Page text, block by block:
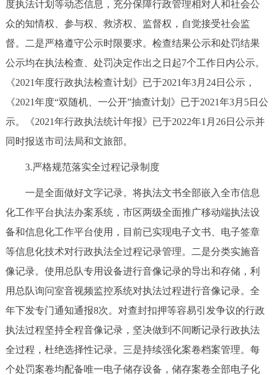
度执法计划等动态信息，充分保障行政管理相对人和社会公
众的知情权、参与权、救济权、监督权，自觉接受社会监
督。二是严格遵守公示时限要求。检查结果公示和处罚结果
公示均在执法检查、处罚决定作出之日起7个工作日内公示。
《2021年度行政执法检查计划》已于2021年3月24日公示，
《2021年度“双随机、一公开”抽查计划》已于2021年3月5日公
示。《2021年行政执法统计年报》已于2022年1月26日公示并
同时报送市司法局和文旅部。
3.严格规范落实全过程记录制度
一是全面做好文字记录。将执法文书全部嵌入全市信息
化工作平台执法办案系统，市区两级全面推广移动端执法设
备和信息化工作平台使用，目前已实现电子文书、电子签章
等信息化技术对行政执法全过程记录管理。二是分类实施音
像记录。使用总队专用设备进行音像记录的导出和存储，利
用总队询问室音视频监控系统对执法过程进行音像记录。全
年下发专门通知通报8次。对查封扣押等容易引发争议的行政
执法过程坚持全程音像记录，坚决做到不间断记录行政执法
全过程，杜绝选择性记录。三是持续强化案卷档案管理。每
个处罚案卷均配备唯一电子储存设备，储存案卷全部电子化